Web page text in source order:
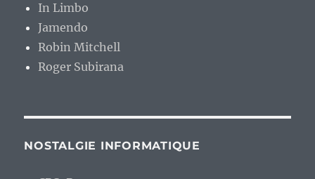
In Limbo
Jamendo
Robin Mitchell
Roger Subirana
NOSTALGIE INFORMATIQUE